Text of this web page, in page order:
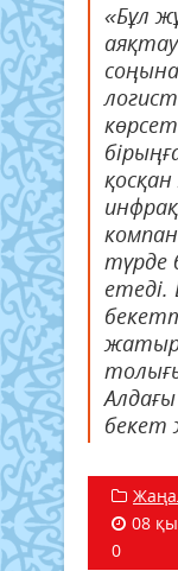
«Бұл
түрде
етеді.
бекет
08
0